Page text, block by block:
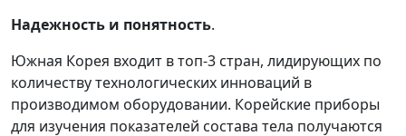
Надежность и понятность.
Южная Корея входит в топ-3 стран, лидирующих по
количеству технологических инноваций в
производимом оборудовании. Корейские приборы
для изучения показателей состава тела получаются